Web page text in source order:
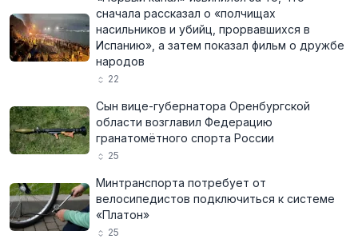
сначала рассказал о «полчищах
насильников и убийц, прорвавшихся в
Испанию», а затем показал фильм о дружбе
народов
22
Сын вице-губернатора Оренбургской
области возглавил Федерацию
гранатомётного спорта России
25
Минтранспорта потребует от
велосипедистов подключиться к системе
«Платон»
25